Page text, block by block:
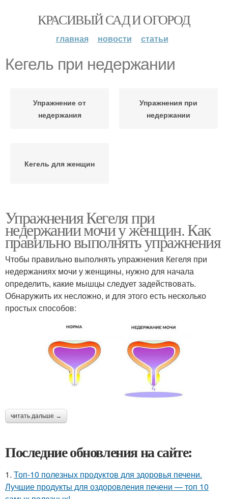
КРАСИВЫЙ САД И ОГОРОД
главная новости статьи
Кегель при недержании
Упражнение от
недержания
Упражнения при
недержании
Кегель для женщин
Упражнения Кегеля при
недержании мочи у женщин. Как
правильно выполнять упражнения
Чтобы правильно выполнять упражнения Кегеля при
недержаниях мочи у женщины, нужно для начала
определить, какие мышцы следует задействовать.
Обнаружить их несложно, и для этого есть несколько
простых способов:
читать дальше →
Последние обновления на сайте:
1. Топ-10 полезных продуктов для здоровья печени.
Лучшие продукты для оздоровления печени — топ 10